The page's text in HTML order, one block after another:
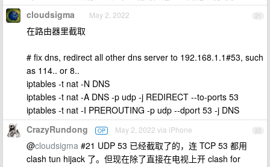
21
cloudsigma May 2, 2022
在路由器里截取
# fix dns, redirect all other dns server to 192.168.1.1#53, such
as 114.. or 8..
iptables -t nat -N DNS
iptables -t nat -A DNS -p udp -j REDIRECT --to-ports 53
iptables -t nat -I PREROUTING -p udp --dport 53 -j DNS
22
CrazyRundong OP May 2, 2022 via iPhone
@cloudsigma #21 UDP 53 已经截取了的，连 TCP 53 都用
clash tun hijack 了。但现在除了直接在电视上开 clash for